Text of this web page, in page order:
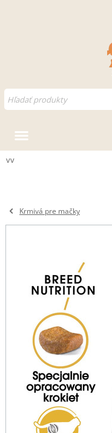
vv
Krmivá pre mačky